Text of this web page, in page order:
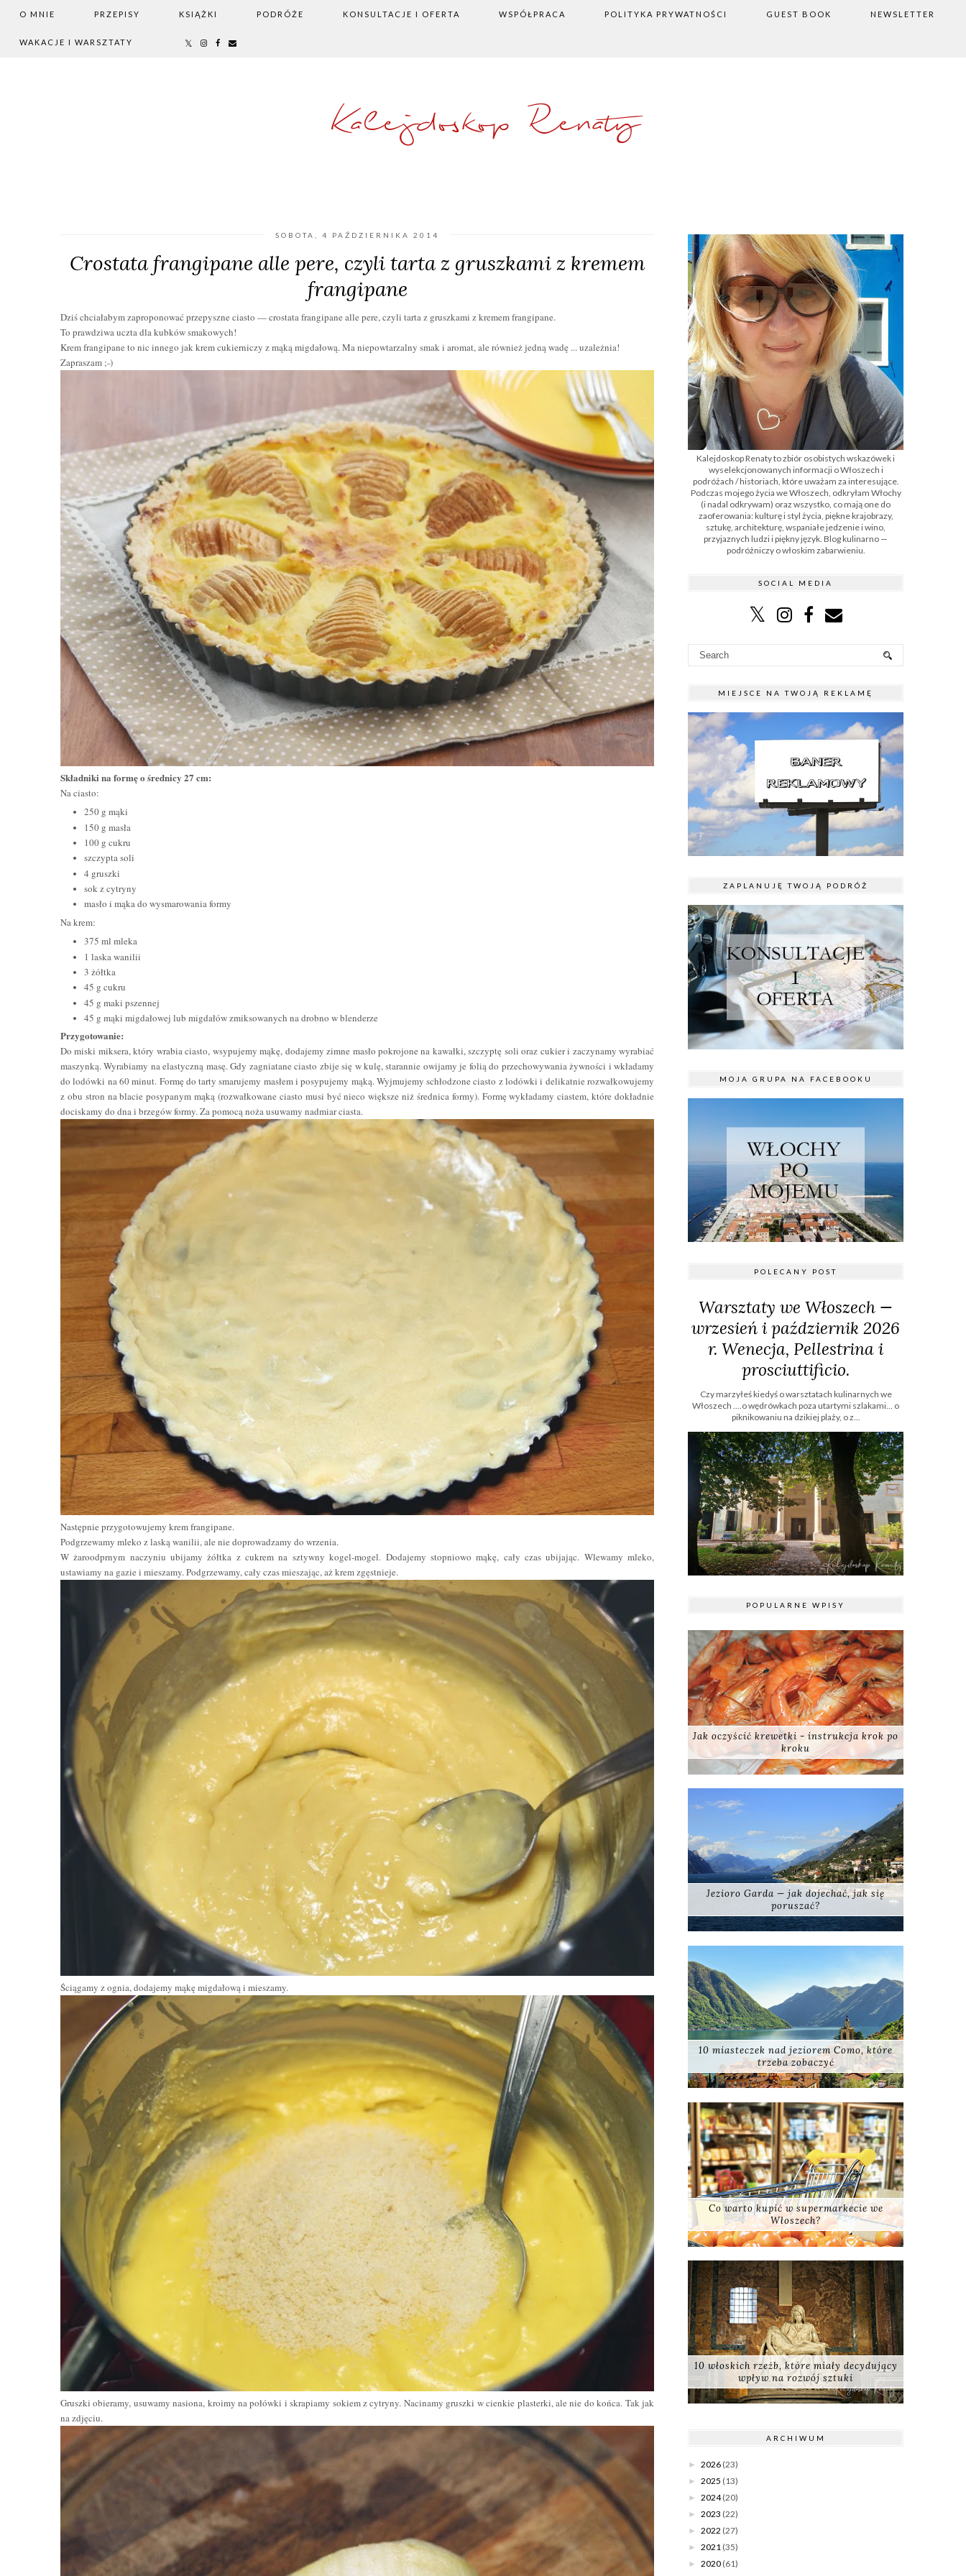
O MNIE PRZEPISY KSIĄŻKI PODRÓŻE KONSULTACJE I OFERTA WSPÓŁPRACA POLITYKA PRYWATNOŚCI GUEST BOOK NEWSLETTER
WAKACJE I WARSZTATY
Kalejdoskop Renaty
SOBOTA, 4 PAŹDZIERNIKA 2014
Crostata frangipane alle pere, czyli tarta z gruszkami z kremem
frangipane
Dziś chciałabym zaproponować przepyszne ciasto — crostata frangipane alle pere, czyli tarta z gruszkami z kremem frangipane.
To prawdziwa uczta dla kubków smakowych!
Krem frangipane to nic innego jak krem cukierniczy z mąką migdałową. Ma niepowtarzalny smak i aromat, ale również jedną wadę ... uzależnia!
Zapraszam ;-)
Składniki na formę o średnicy 27 cm:
Na ciasto:
250 g mąki
150 g masła
100 g cukru
szczypta soli
4 gruszki
sok z cytryny
masło i mąka do wysmarowania formy
Na krem:
375 ml mleka
1 laska wanilii
3 żółtka
45 g cukru
45 g maki pszennej
45 g mąki migdałowej lub migdałów zmiksowanych na drobno w blenderze
Przygotowanie:
Do miski miksera, który wrabia ciasto, wsypujemy mąkę, dodajemy zimne masło pokrojone na kawałki, szczyptę soli oraz cukier i zaczynamy wyrabiać
maszynką. Wyrabiamy na elastyczną masę. Gdy zagniatane ciasto zbije się w kulę, starannie owijamy je folią do przechowywania żywności i wkładamy
do lodówki na 60 minut. Formę do tarty smarujemy masłem i posypujemy mąką. Wyjmujemy schłodzone ciasto z lodówki i delikatnie rozwałkowujemy
z obu stron na blacie posypanym mąką (rozwałkowane ciasto musi być nieco większe niż średnica formy). Formę wykładamy ciastem, które dokładnie
dociskamy do dna i brzegów formy. Za pomocą noża usuwamy nadmiar ciasta.
Następnie przygotowujemy krem frangipane.
Podgrzewamy mleko z laską wanilii, ale nie doprowadzamy do wrzenia.
W żaroodprnym naczyniu ubijamy żółtka z cukrem na sztywny kogel-mogel. Dodajemy stopniowo mąkę, cały czas ubijając. Wlewamy mleko,
ustawiamy na gazie i mieszamy. Podgrzewamy, cały czas mieszając, aż krem zgęstnieje.
Ściągamy z ognia, dodajemy mąkę migdałową i mieszamy.
Gruszki obieramy, usuwamy nasiona, kroimy na połówki i skrapiamy sokiem z cytryny. Nacinamy gruszki w cienkie plasterki, ale nie do końca. Tak jak
na zdjęciu.
Kalejdoskop Renaty to zbiór osobistych wskazówek i
wyselekcjonowanych informacji o Włoszech i
podróżach / historiach, które uważam za interesujące.
Podczas mojego życia we Włoszech, odkryłam Włochy
(i nadal odkrywam) oraz wszystko, co mają one do
zaoferowania: kulturę i styl życia, piękne krajobrazy,
sztukę, architekturę, wspaniałe jedzenie i wino,
przyjaznych ludzi i piękny język. Blog kulinarno —
podróżniczy o włoskim zabarwieniu.
SOCIAL MEDIA
MIEJSCE NA TWOJĄ REKLAMĘ
ZAPLANUJĘ TWOJĄ PODRÓŻ
MOJA GRUPA NA FACEBOOKU
POLECANY POST
Warsztaty we Włoszech —
wrzesień i październik 2026
r. Wenecja, Pellestrina i
prosciuttificio.
Czy marzyłeś kiedyś o warsztatach kulinarnych we
Włoszech ....o wędrówkach poza utartymi szlakami… o
piknikowaniu na dzikiej plaży, o z...
POPULARNE WPISY
Jak oczyścić krewetki - instrukcja krok po
kroku
Jezioro Garda — jak dojechać, jak się
poruszać?
10 miasteczek nad jeziorem Como, które
trzeba zobaczyć
Co warto kupić w supermarkecie we
Włoszech?
10 włoskich rzeźb, które miały decydujący
wpływ na rozwój sztuki
ARCHIWUM
► 2026 (23)
► 2025 (13)
► 2024 (20)
► 2023 (22)
► 2022 (27)
► 2021 (35)
► 2020 (61)